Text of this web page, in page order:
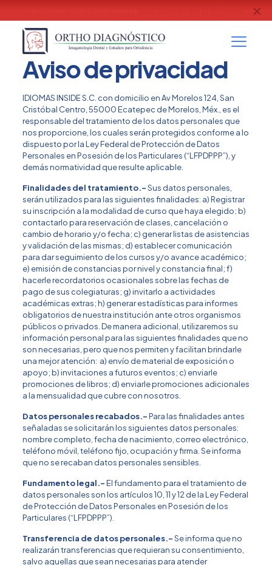
✕
Aviso de privacidad
IDIOMAS INSIDE S.C. con domicilio en Av Morelos 124, San
Cristóbal Centro, 55000 Ecatepec de Morelos, Méx., es el
responsable del tratamiento de los datos personales que
nos proporcione, los cuales serán protegidos conforme a lo
dispuesto por la Ley Federal de Protección de Datos
Personales en Posesión de los Particulares (“LFPDPPP”), y
demás normatividad que resulte aplicable.
Finalidades del tratamiento.-Sus datos personales,
serán utilizados para las siguientes finalidades: a) Registrar
su inscripción a la modalidad de curso que haya elegido; b)
contactarlo para reservación de clases, cancelación o
cambio de horario y/o fecha; c) generar listas de asistencias
y validación de las mismas; d) establecer comunicación
para dar seguimiento de los cursos y/o avance académico;
e) emisión de constancias por nivel y constancia final; f)
hacerle recordatorios ocasionales sobre las fechas de
pago de sus colegiaturas; g) invitarlo a actividades
académicas extras; h) generar estadísticas para informes
obligatorios de nuestra institución ante otros organismos
públicos o privados. De manera adicional, utilizaremos su
información personal para las siguientes finalidades que no
son necesarias, pero que nos permiten y facilitan brindarle
una mejor atención: a) envío de material de exposición o
apoyo; b) invitaciones a futuros eventos; c) enviarle
promociones de libros; d) enviarle promociones adicionales
a la mensualidad que cubre con nosotros.
Datos personales recabados.-Para las finalidades antes
señaladas se solicitarán los siguientes datos personales:
nombre completo, fecha de nacimiento, correo electrónico,
teléfono móvil, teléfono fijo, ocupación y firma. Se informa
que no se recaban datos personales sensibles.
Fundamento legal.-El fundamento para el tratamiento de
datos personales son los artículos 10, 11 y 12 de la Ley Federal
de Protección de Datos Personales en Posesión de los
Particulares (“LFPDPPP”).
Transferencia de datos personales.-Se informa que no
realizarán transferencias que requieran su consentimiento,
salvo aquellas que sean necesarias para atender